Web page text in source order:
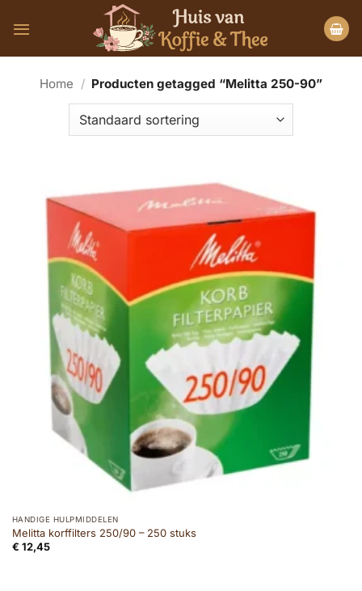
naar
Home / Producten getagged “Melitta 250-90”
HANDIGE HULPMIDDELEN
Melitta korffilters 250/90 – 250 stuks
€ 12,45